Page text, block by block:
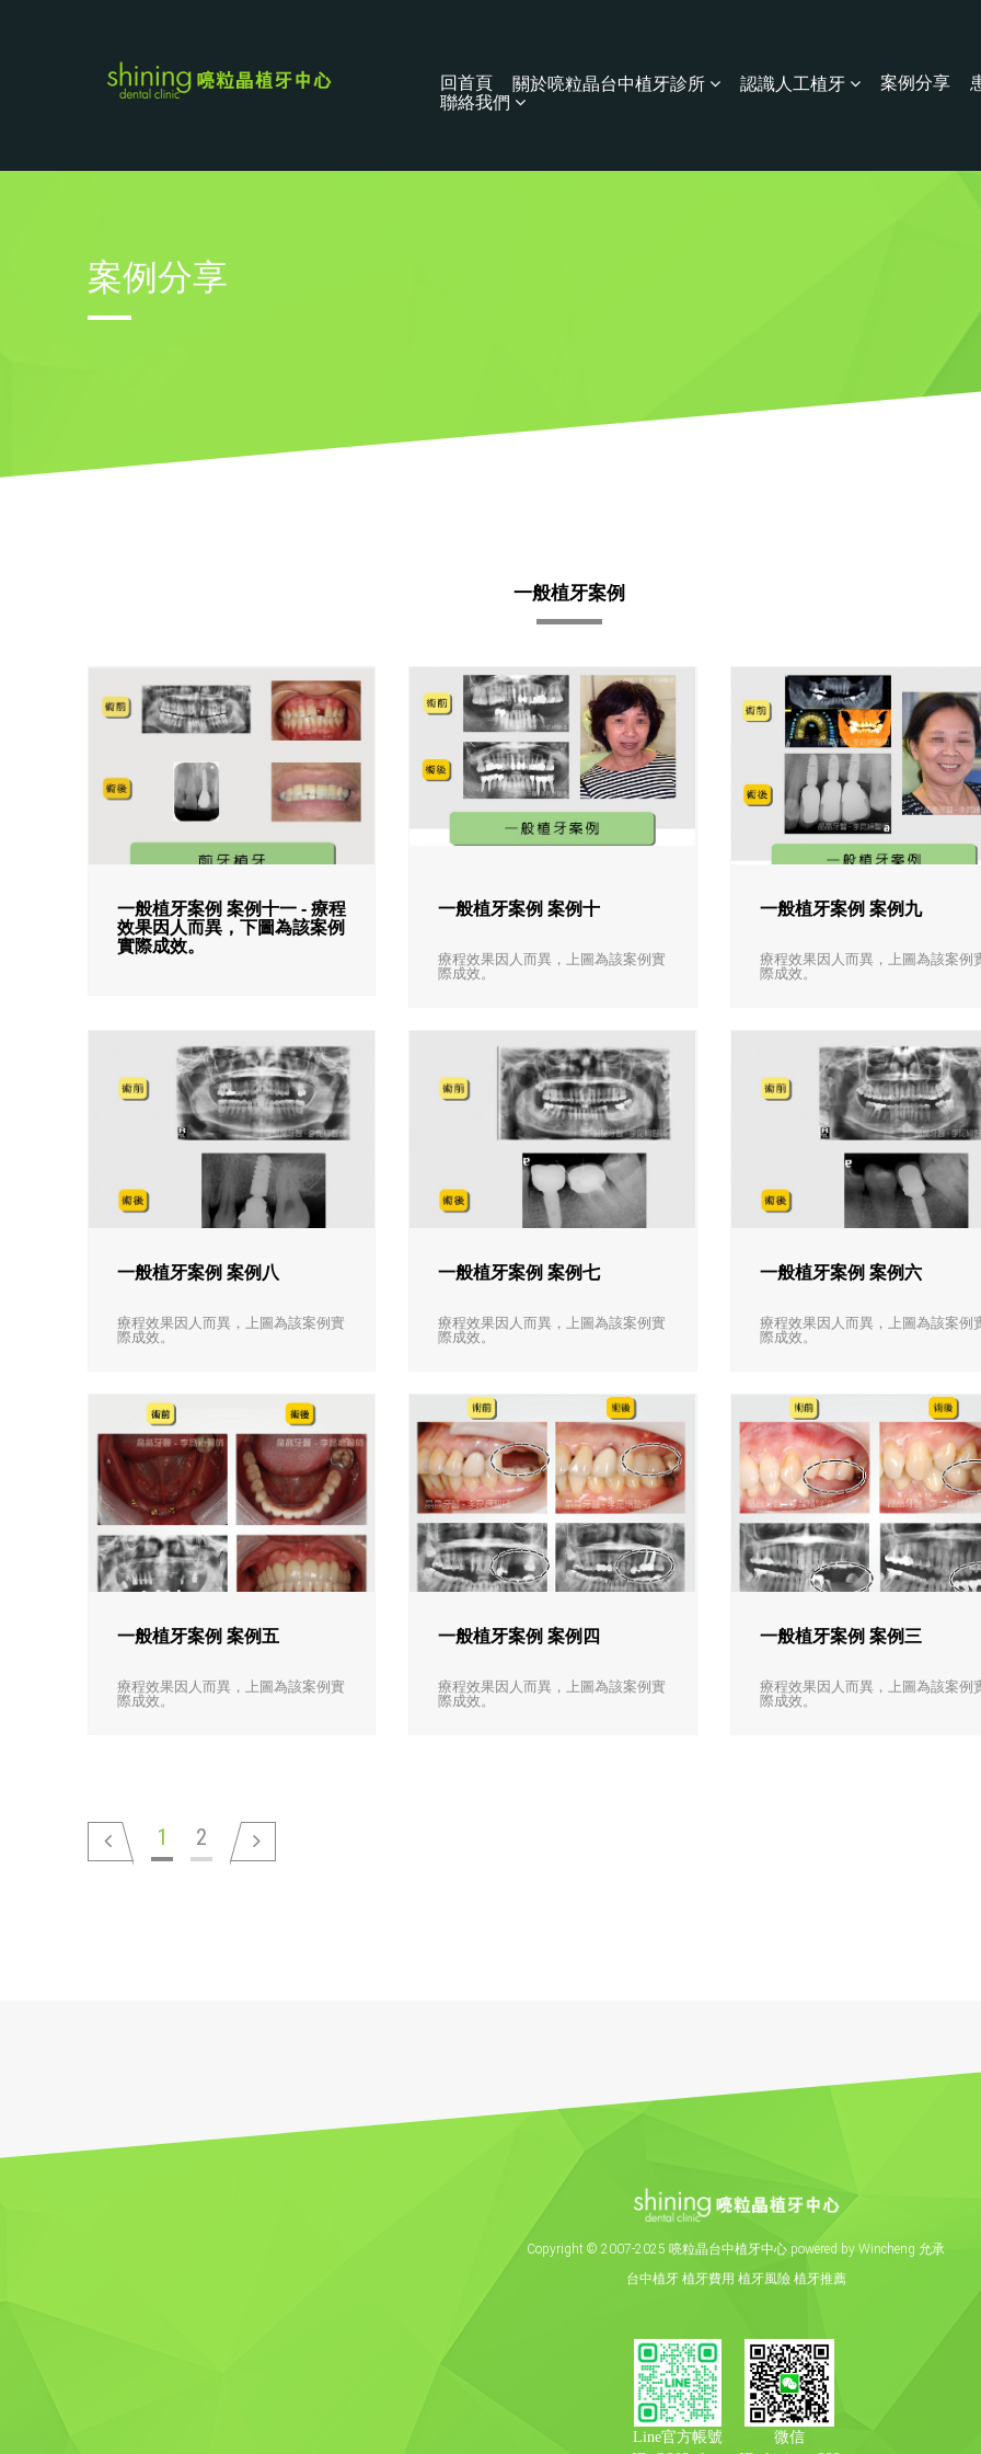
回首頁 關於喨粒晶台中植牙診所 認識人工植牙 案例分享
聯絡我們
案例分享
一般植牙案例
一般植牙案例 案例十一 - 療程
效果因人而異，下圖為該案例
實際成效。
一般植牙案例 案例十
療程效果因人而異，上圖為該案例實
際成效。
一般植牙案例 案例九
療程效果因人而異，上圖為該案例
際成效。
一般植牙案例 案例八
療程效果因人而異，上圖為該案例實
際成效。
一般植牙案例 案例七
療程效果因人而異，上圖為該案例實
際成效。
一般植牙案例 案例六
療程效果因人而異，上圖為該案例
際成效。
一般植牙案例 案例五
療程效果因人而異，上圖為該案例實
際成效。
一般植牙案例 案例四
療程效果因人而異，上圖為該案例實
際成效。
一般植牙案例 案例三
療程效果因人而異，上圖為該案例
際成效。
1 2
Copyright © 2007-2025 喨粒晶台中植牙中心.powered by Wincheng 允承
台中植牙 植牙費用 植牙風險 植牙推薦
Line官方帳號
微信